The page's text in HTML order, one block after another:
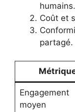
humains.
Coût et
partagé.
Engagement
moyen